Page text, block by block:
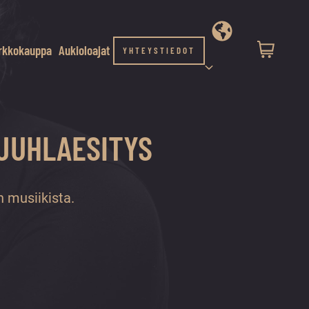
Aukioloajat YHTEYSTIEDOT
musiikista.